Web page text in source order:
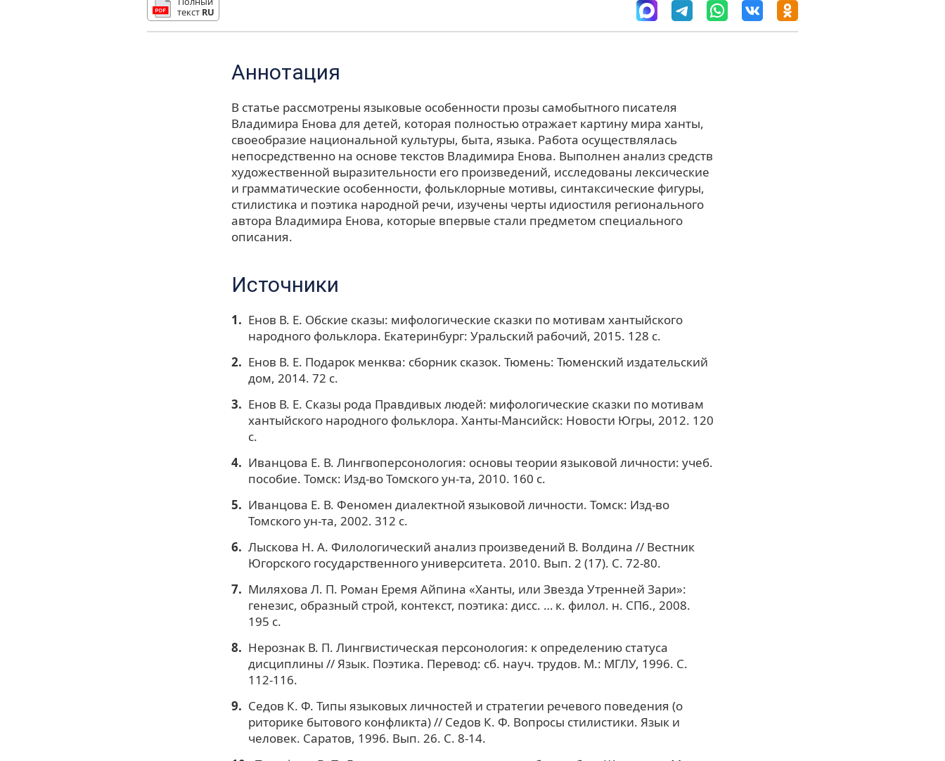
текст RU
Аннотация
В статье рассмотрены языковые особенности прозы самобытного писателя
Владимира Енова для детей, которая полностью отражает картину мира ханты,
своеобразие национальной культуры, быта, языка. Работа осуществлялась
непосредственно на основе текстов Владимира Енова. Выполнен анализ средств
художественной выразительности его произведений, исследованы лексические
и грамматические особенности, фольклорные мотивы, синтаксические фигуры,
стилистика и поэтика народной речи, изучены черты идиостиля регионального
автора Владимира Енова, которые впервые стали предметом специального
описания.
Источники
Енов В. Е. Обские сказы: мифологические сказки по мотивам хантыйского
народного фольклора. Екатеринбург: Уральский рабочий, 2015. 128 с.
Енов В. Е. Подарок менква: сборник сказок. Тюмень: Тюменский издательский
дом, 2014. 72 с.
Енов В. Е. Сказы рода Правдивых людей: мифологические сказки по мотивам
хантыйского народного фольклора. Ханты-Мансийск: Новости Югры, 2012. 120
с.
Иванцова Е. В. Лингвоперсонология: основы теории языковой личности: учеб.
пособие. Томск: Изд-во Томского ун-та, 2010. 160 с.
Иванцова Е. В. Феномен диалектной языковой личности. Томск: Изд-во
Томского ун-та, 2002. 312 с.
Лыскова Н. А. Филологический анализ произведений В. Волдина // Вестник
Югорского государственного университета. 2010. Вып. 2 (17). С. 72-80.
Миляхова Л. П. Роман Еремя Айпина «Ханты, или Звезда Утренней Зари»:
генезис, образный строй, контекст, поэтика: дисс. … к. филол. н. СПб., 2008.
195 с.
Нерознак В. П. Лингвистическая персонология: к определению статуса
дисциплины // Язык. Поэтика. Перевод: сб. науч. трудов. М.: МГЛУ, 1996. С.
112-116.
Седов К. Ф. Типы языковых личностей и стратегии речевого поведения (о
риторике бытового конфликта) // Седов К. Ф. Вопросы стилистики. Язык и
человек. Саратов, 1996. Вып. 26. С. 8-14.